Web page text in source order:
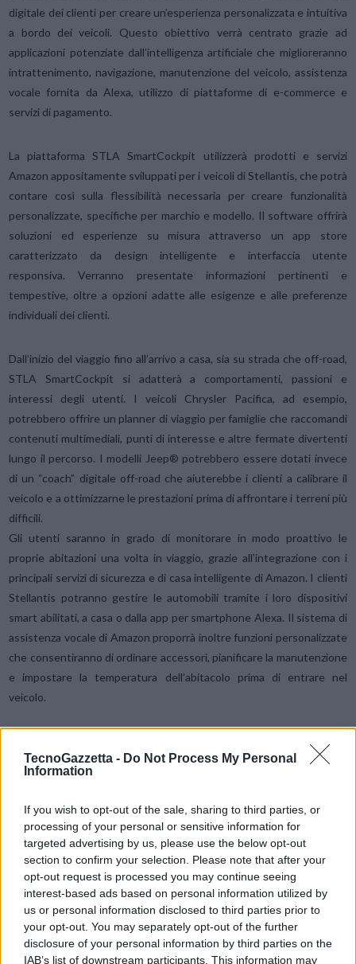
TecnoGazzetta - Do Not Process My Personal
Information
If you wish to opt-out of the sale, sharing to third parties, or
processing of your personal or sensitive information for
targeted advertising by us, please use the below opt-out
section to confirm your selection. Please note that after your
opt-out request is processed you may continue seeing
interest-based ads based on personal information utilized by
us or personal information disclosed to third parties prior to
your opt-out. You may separately opt-out of the further
disclosure of your personal information by third parties on the
IAB’s list of downstream participants. This information may
digitale dei clienti per creare un’esperienza personalizzata e intuitiva
a bordo dei veicoli. Questo obiettivo verrà centrato grazie ad
applicazioni potenziate dall’intelligenza artificiale che miglioreranno
intrattenimento, navigazione, manutenzione del veicolo, assistenza
vocale fornita da Alexa, utilizzo di piattaforme di e-commerce e
servizi di pagamento.
La piattaforma STLA SmartCockpit utilizzerà prodotti e servizi
Amazon appositamente sviluppati per i veicoli di Stellantis, che potrà
contare così sulla flessibilità necessaria per creare funzionalità
personalizzate, specifiche per marchio e modello. Il software offrirà
soluzioni ed esperienze su misura attraverso un app store
caratterizzato da design intelligente e interfaccia utente
responsiva. Verranno presentate informazioni pertinenti e
tempestive, oltre a opzioni adatte alle esigenze e alle preferenze
individuali dei clienti.
Dall’inizio del viaggio fino all’arrivo a casa, sia su strada che off-road,
STLA SmartCockpit si adatterà a comportamenti, passioni e
interessi degli utenti. I veicoli Chrysler Pacifica, ad esempio,
potrebbero offrire un planner di viaggio per famiglie che raccomandi
contenuti multimediali, punti di interesse e altre fermate divertenti
lungo il percorso. I modelli Jeep® potrebbero essere dotati invece
di un “coach” digitale off-road che aiuterebbe i clienti a calibrare il
veicolo e a ottimizzarne le prestazioni prima di affrontare i terreni più
difficili.
Gli utenti saranno in grado di monitorare in modo proattivo le
proprie abitazioni una volta in viaggio, grazie all’integrazione con i
principali servizi di sicurezza e di casa intelligente di Amazon. I clienti
Stellantis potranno gestire le automobili tramite i loro dispositivi
smart abilitati, a casa o dalla app per smartphone Alexa. Il sistema di
assistenza vocale di Amazon proporrà inoltre funzioni personalizzate
che consentiranno di ordinare accessori, pianificare la manutenzione
e impostare la temperatura dell’abitacolo prima di entrare nel
veicolo.
joint venture costituita nel 2021 da Stellantis e Foxconnper
Ingegneria collaborativa e innovazione
Nell’ambito di un impegno pluriennale, Stellantis ha selezionato AWS
come provider cloud prescelto per le piattaforme di veicoli. Insieme,
le due aziende prevedono di costruire la prossima generazione di
infrastrutture abilitate dal cloud per la produzione di automobili,
anche per STLA SmartCockpit.